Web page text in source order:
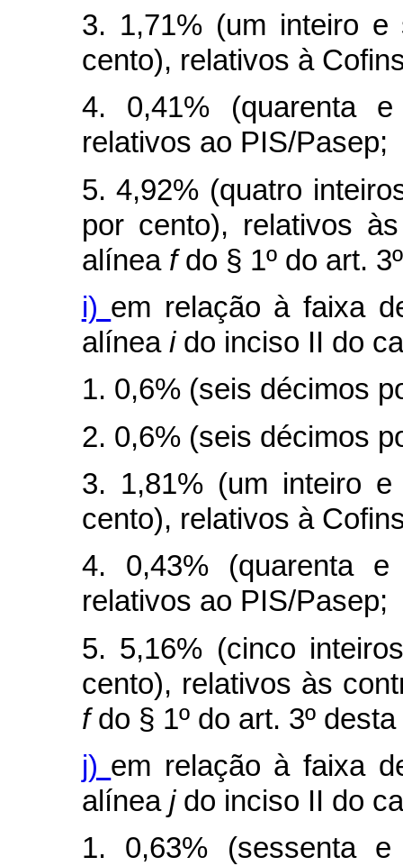
3. 1,71% (um inteiro e
cento), relativos à
4. 0,41% (quarenta
relativos ao PIS/Pasep;
5. 4,92% (quatro
por cento), relativos
alínea fdo § 1º do art.
i) em relação à faixa
alínea i do inciso II do
1. 0,6% (seis décimos
2. 0,6% (seis décimos
3. 1,81% (um inteiro
cento), relativos à
4. 0,43% (quarenta
relativos ao PIS/Pasep;
5. 5,16% (cinco
cento), relativos às
fdo § 1º do art. 3º
j) em relação à faixa
alínea j do inciso II do
1. 0,63% (sessenta